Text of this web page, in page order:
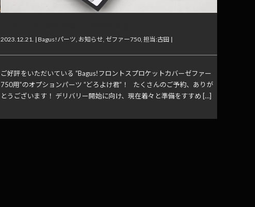
2023.12.21. |Bagus!パーツ お知らせ ゼファー750 ,担当:古田 |
ご好評をいただいている “Bagus!フロントスプロケットカバーゼファー
750用”のオプションパーツ “どろよけ君”！ たくさんのご予約、ありが
とうございます！ デリバリー開始に向け、現在着々と準備をすすめ […]